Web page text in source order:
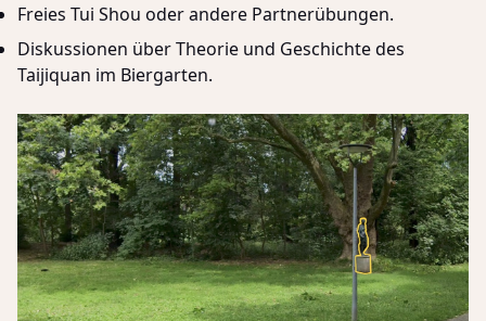
Freies Tui Shou oder andere Partnerübungen.
Diskussionen über Theorie und Geschichte des
Taijiquan im Biergarten.